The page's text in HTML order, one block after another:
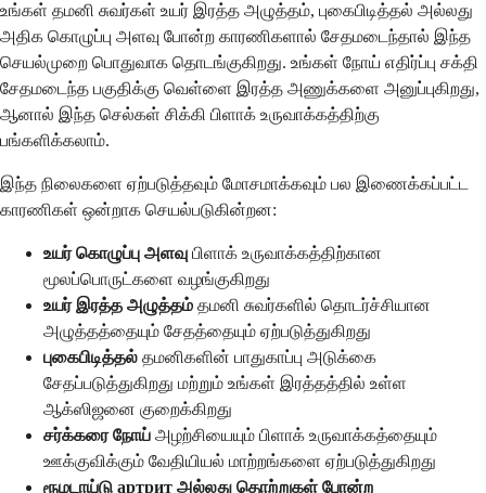
உங்கள் தமனி சுவர்கள் உயர் இரத்த அழுத்தம், புகைபிடித்தல் அல்லது
அதிக கொழுப்பு அளவு போன்ற காரணிகளால் சேதமடைந்தால் இந்த
செயல்முறை பொதுவாக தொடங்குகிறது. உங்கள் நோய் எதிர்ப்பு சக்தி
சேதமடைந்த பகுதிக்கு வெள்ளை இரத்த அணுக்களை அனுப்புகிறது,
ஆனால் இந்த செல்கள் சிக்கி பிளாக் உருவாக்கத்திற்கு
பங்களிக்கலாம்.
இந்த நிலைகளை ஏற்படுத்தவும் மோசமாக்கவும் பல இணைக்கப்பட்ட
காரணிகள் ஒன்றாக செயல்படுகின்றன:
உயர் கொழுப்பு அளவு பிளாக் உருவாக்கத்திற்கான
மூலப்பொருட்களை வழங்குகிறது
உயர் இரத்த அழுத்தம் தமனி சுவர்களில் தொடர்ச்சியான
அழுத்தத்தையும் சேதத்தையும் ஏற்படுத்துகிறது
புகைபிடித்தல் தமனிகளின் பாதுகாப்பு அடுக்கை
சேதப்படுத்துகிறது மற்றும் உங்கள் இரத்தத்தில் உள்ள
ஆக்ஸிஜனை குறைக்கிறது
சர்க்கரை நோய் அழற்சியையும் பிளாக் உருவாக்கத்தையும்
ஊக்குவிக்கும் வேதியியல் மாற்றங்களை ஏற்படுத்துகிறது
ரூமடாய்டு артрит அல்லது தொற்றுகள் போன்ற